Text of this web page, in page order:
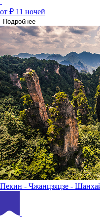
от ₽ 11 ночей
Подробнее
Пекин - Чжанцзяцзе -